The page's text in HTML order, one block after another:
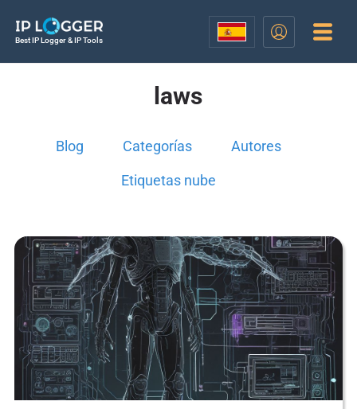
Best IP Logger & IP Tools
laws
Blog Categorías Autores
Etiquetas nube